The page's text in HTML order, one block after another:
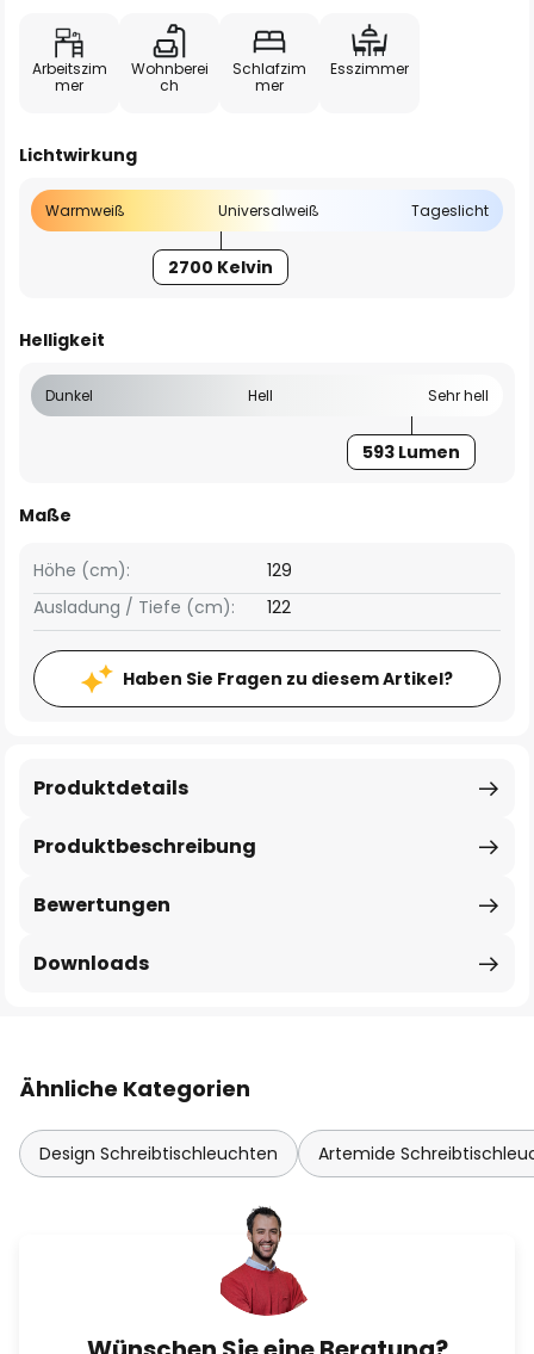
Arbeitszim
mer
Wohnberei
ch
Schlafzim
mer
Esszimmer
Lichtwirkung
Warmweiß Universalweiß Tageslicht
2700 Kelvin
Helligkeit
Dunkel Hell Sehr hell
593 Lumen
Maße
Höhe (cm):
129
Ausladung / Tiefe (cm):
122
Haben Sie Fragen zu diesem Artikel?
Produktbeschreibung
Produktdetails
Bewertungen
Downloads
Ähnliche Kategorien
Design Schreibtischleuchten Artemide